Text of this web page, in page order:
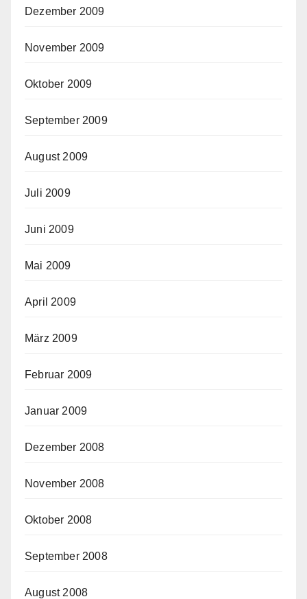
Dezember 2009
November 2009
Oktober 2009
September 2009
August 2009
Juli 2009
Juni 2009
Mai 2009
April 2009
März 2009
Februar 2009
Januar 2009
Dezember 2008
November 2008
Oktober 2008
September 2008
August 2008